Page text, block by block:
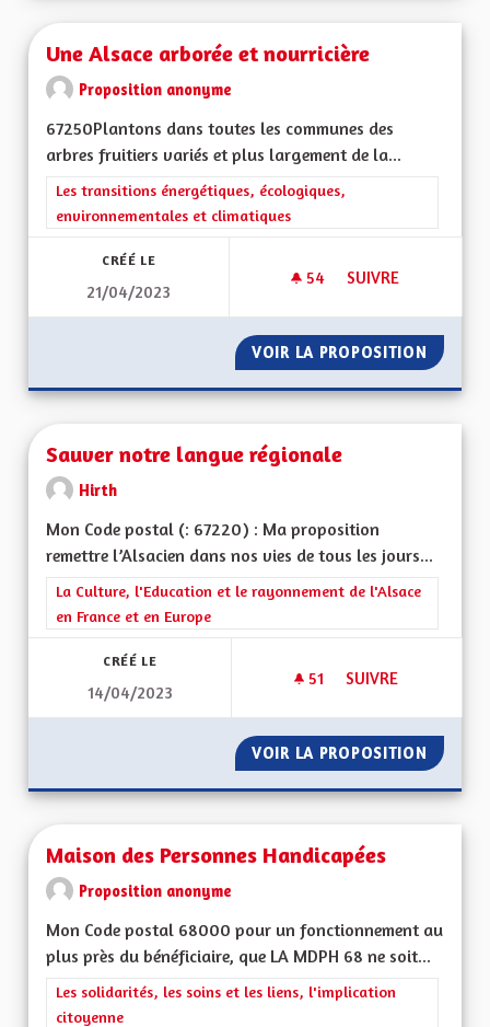
Une Alsace arborée et nourricière
Proposition anonyme
67250Plantons dans toutes les communes des
arbres fruitiers variés et plus largement de la...
Filtrer les résultats de la catégorie : Les transitions
Les transitions énergétiques, écologiques,
environnementales et climatiques
CRÉÉ LE
21/04/2023
54 54 ABONNÉS
SUIVRE
VOIR LA PROPOSITION UNE
Sauver notre langue régionale
Hirth
Mon Code postal (: 67220) : Ma proposition
remettre l’Alsacien dans nos vies de tous les jours...
Filtrer les résultats de la catégorie : La Culture, l'Education et
La Culture, l'Education et le rayonnement de l'Alsace
en France et en Europe
CRÉÉ LE
14/04/2023
51 51 ABONNÉS
SUIVRE
VOIR LA PROPOSITION
Maison des Personnes Handicapées
Proposition anonyme
Mon Code postal 68000 pour un fonctionnement au
plus près du bénéficiaire, que LA MDPH 68 ne soit...
Filtrer les résultats de la catégorie : Les solidarités, les soins
Les solidarités, les soins et les liens, l'implication
citoyenne